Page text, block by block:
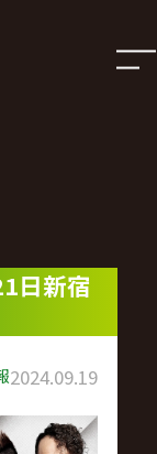
日新宿
2024.09.19